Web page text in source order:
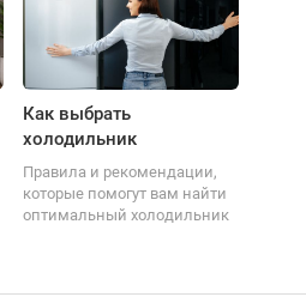
Как выбрать
холодильник
Правила и рекомендации,
которые помогут вам найти
оптимальный холодильник